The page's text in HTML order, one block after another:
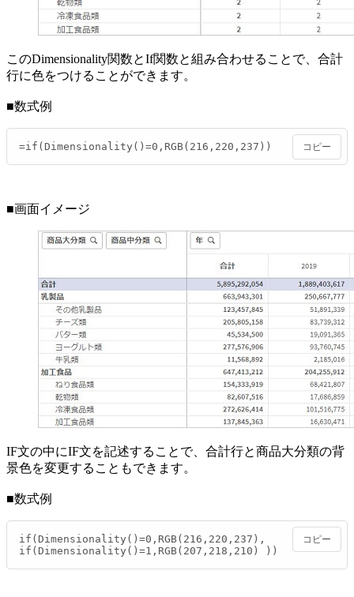
このDimensionality関数とIf関数と組み合わせることで、合計
行に色をつけることができます。
■数式例
=if(Dimensionality()=0,RGB(216,220,237)) コピー
■画面イメージ
IF文の中にIF文を記述することで、合計行と商品大分類の背
景色を変更することもできます。
■数式例
if(Dimensionality()=0,RGB(216,220,237),
if(Dimensionality()=1,RGB(207,218,210) ))
コピー